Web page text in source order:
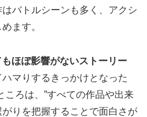
バトルシーンも多く、アクシ
ます。
ほぼ影響がないストーリー
マりするきっかけとなった
ころは、”すべての作品や出来
りを把握することで面白さが